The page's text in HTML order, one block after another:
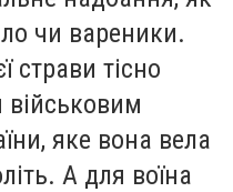
чи вареники.
страви тісно
яке вона вела
А для воїна